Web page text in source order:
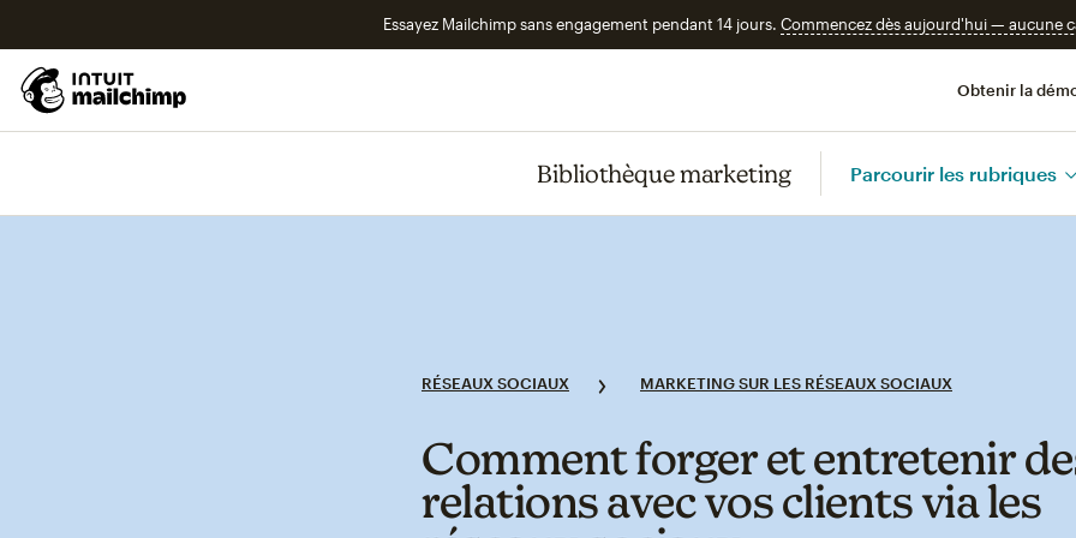
Essayez Mailchimp sans engagement pendant 14 jours. Commencez dès aujourd'hui — aucune
Obtenir la
Bibliothèque marketing Parcourir les rubriques
RÉSEAUX SOCIAUX MARKETING SUR LES RÉSEAUX SOCIAUX
Comment forger et entretenir
relations avec vos clients via les